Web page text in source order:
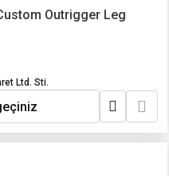
Outrigger Leg
Ltd. Sti.